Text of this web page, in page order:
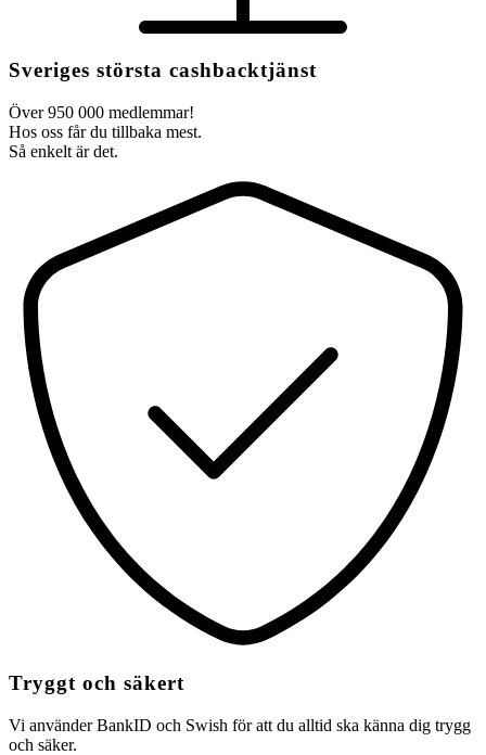
Sveriges största cashbacktjänst
Över 950 000 medlemmar!
Hos oss får du tillbaka mest.
Så enkelt är det.
Tryggt och säkert
Vi använder BankID och Swish för att du alltid ska känna dig trygg
och säker.